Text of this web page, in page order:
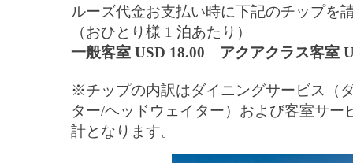
ルーズ代金お支払い時に下記のチップを
（おひとり様 1 泊あたり）
一般客室 USD 18.00 アクアクラス客室
※チップの内訳はダイニングサービス（
ター/ヘッドウェイター）および客室サ
計となります。